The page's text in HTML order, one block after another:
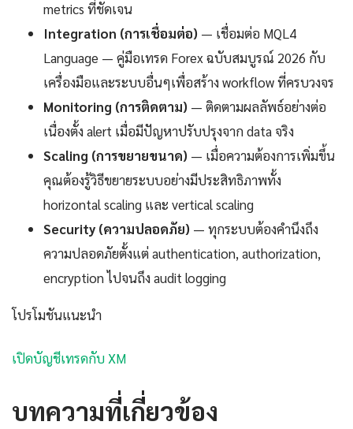
metrics ที่ชัดเจน
Integration (การเชื่อมต่อ) — เชื่อมต่อ MQL4
Language — คู่มือเทรด Forex ฉบับสมบูรณ์ 2026 กับ
เครื่องมือและระบบอื่นๆเพื่อสร้าง workflow ที่ครบวงจร
Monitoring (การติดตาม) — ติดตามผลลัพธ์อย่างต่อ
เนื่องตั้ง alert เมื่อมีปัญหาปรับปรุงจาก data จริง
Scaling (การขยายขนาด) — เมื่อความต้องการเพิ่มขึ้น
คุณต้องรู้วิธีขยายระบบอย่างมีประสิทธิภาพทั้ง
horizontal scaling และ vertical scaling
Security (ความปลอดภัย) — ทุกระบบต้องคำนึงถึง
ความปลอดภัยตั้งแต่ authentication, authorization,
encryption ไปจนถึง audit logging
โปรโมชันแนะนำ
เปิดบัญชีเทรดกับ XM
บทความที่เกี่ยวข้อง